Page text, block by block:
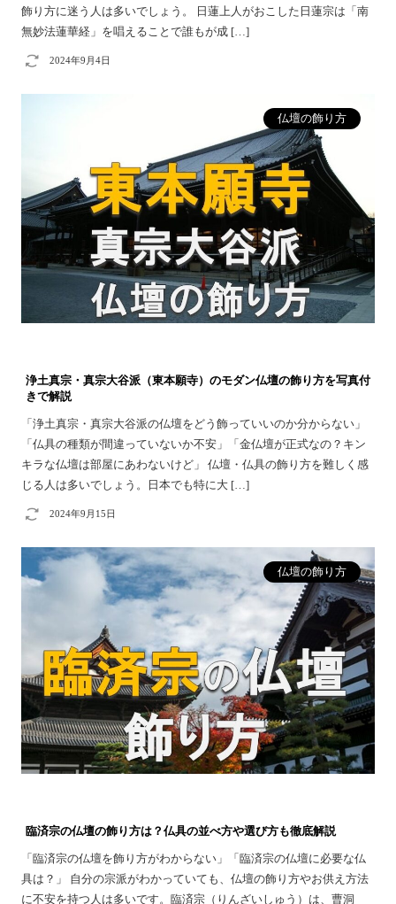
飾り方に迷う人は多いでしょう。 日蓮上人がおこした日蓮宗は「南
無妙法蓮華経」を唱えることで誰もが成 […]
2024年9月4日
仏壇の飾り方
浄土真宗・真宗大谷派（東本願寺）のモダン仏壇の飾り方を写真付
きで解説
「浄土真宗・真宗大谷派の仏壇をどう飾っていいのか分からない」
「仏具の種類が間違っていないか不安」「金仏壇が正式なの？キン
キラな仏壇は部屋にあわないけど」 仏壇・仏具の飾り方を難しく感
じる人は多いでしょう。日本でも特に大 […]
2024年9月15日
仏壇の飾り方
臨済宗の仏壇の飾り方は？仏具の並べ方や選び方も徹底解説
「臨済宗の仏壇を飾り方がわからない」「臨済宗の仏壇に必要な仏
具は？」 自分の宗派がわかっていても、仏壇の飾り方やお供え方法
に不安を持つ人は多いです。臨済宗（りんざいしゅう）は、曹洞